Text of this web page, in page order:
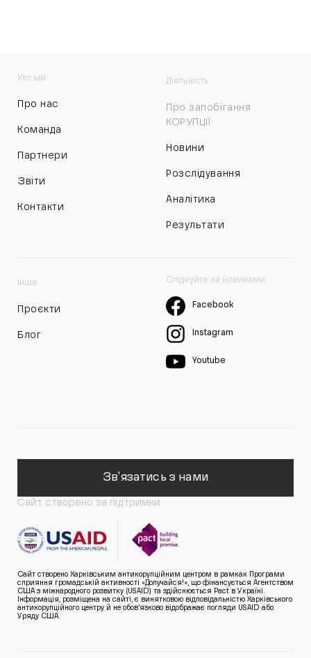
Хто ми
Про нас
Команда
Партнери
Звіти
Контакти
Діяльність
Про запобігання
КОРУПЦІЇ:
Новини
Розслідування
Аналітика
Результати
Інше
Проєкти
Блог
Слідкуйте за новинами
Facebook
Instagram
Youtube
Зв'язатись з нами
Сайт створено за підтримки
Сайт створено Харківським антикорупційним центром в рамках Програми
сприяння громадській активності «Долучайся!», що фінансується Агентством
США з міжнародного розвитку (USAID) та здійснюється Pact в Україні.
Інформація, розміщена на сайті, є винятковою відповідальністю Харківського
антикорупційного центру й не обов’язково відображає погляди USAID або
Уряду США.